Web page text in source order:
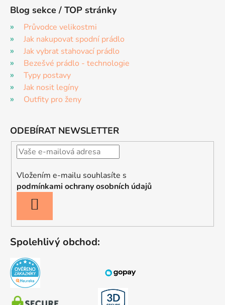
Blog sekce / TOP stránky
Průvodce velikostmi
Jak nakupovat spodní prádlo
Jak vybrat stahovací prádlo
Bezešvé prádlo - technologie
Typy postavy
Jak nosit legíny
Outfity pro ženy
ODEBÍRAT NEWSLETTER
Vložením e-mailu souhlasíte s
podmínkami ochrany osobních údajů
SE
Spolehlivý obchod: